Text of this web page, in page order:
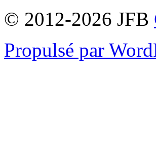
© 2012-2026 JFB
Propulsé par